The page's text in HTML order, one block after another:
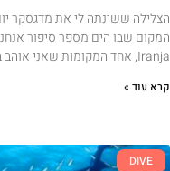
הצלילה ששינתה לי את מדגסקר
Iranja, אחד המקומות שאני אוהב במיוחד.השיט ארוך
קרא עוד »
DIVE